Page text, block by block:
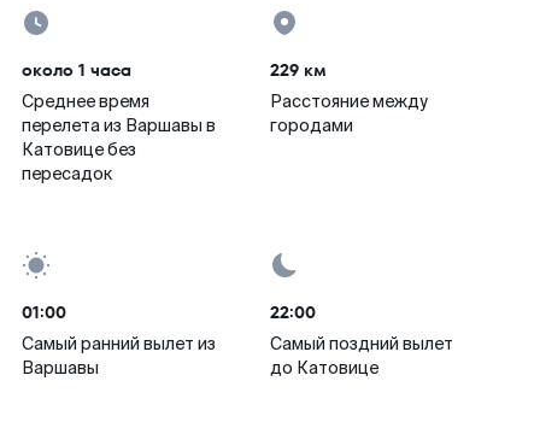
около 1 часа
Среднее время
перелета из Варшавы в
Катовице без
пересадок
229 км
Расстояние между
городами
01:00
Самый ранний вылет из
Варшавы
22:00
Самый поздний вылет
до Катовице